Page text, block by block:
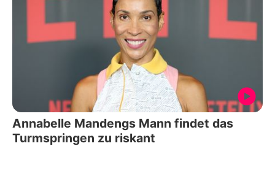
Annabelle Mandengs Mann findet das
Turmspringen zu riskant